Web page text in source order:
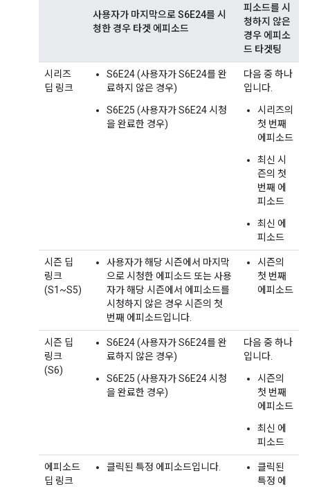
사용자가 마지막으로 S6E24를 시
청한 경우 타겟 에피소드
피소드를 시
청하지 않은
경우 에피소
드 타겟팅
시리즈
딥 링크
S6E24 (사용자가 S6E24를 완
료하지 않은 경우)
S6E25 (사용자가 S6E24 시청
을 완료한 경우)
다음 중 하나
입니다.
시리즈의
첫 번째
에피소드
최신 시
즌의 첫
번째 에
피소드
최신 에
피소드
시즌 딥
링크
(S1~S5)
사용자가 해당 시즌에서 마지막
으로 시청한 에피소드 또는 사용
자가 해당 시즌에서 에피소드를
시청하지 않은 경우 시즌의 첫
번째 에피소드입니다.
시즌의
첫 번째
에피소드
시즌 딥
링크
(S6)
S6E24 (사용자가 S6E24를 완
료하지 않은 경우)
S6E25 (사용자가 S6E24 시청
을 완료한 경우)
다음 중 하나
입니다.
시즌의
첫 번째
에피소드
최신 에
피소드
에피소드
딥 링크
클릭된 특정 에피소드입니다.
클릭된
특정 에